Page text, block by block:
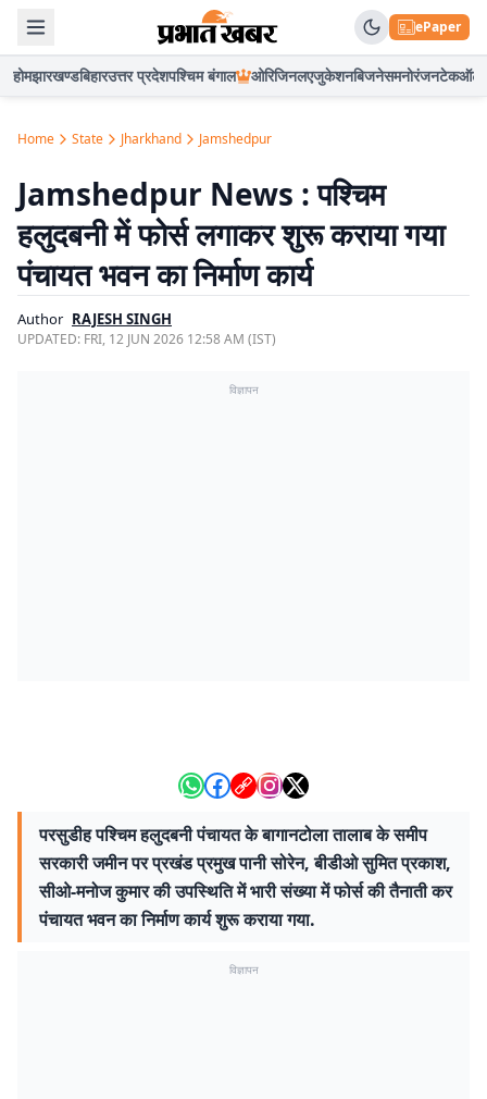
ePaper
होमझारखण्डबिहारउत्तर प्रदेशपश्चिम बंगाल ओरिजिनलएजुकेशनबिजनेसमनोरंजनटेकऑटो
Home State Jharkhand Jamshedpur
Jamshedpur News : पश्चिम
हलुदबनी में फोर्स लगाकर शुरू कराया गया
पंचायत भवन का निर्माण कार्य
Author RAJESH SINGH
UPDATED: FRI, 12 JUN 2026 12:58 AM (IST)
विज्ञापन
परसुडीह पश्चिम हलुदबनी पंचायत के बागानटोला तालाब के समीप
सरकारी जमीन पर प्रखंड प्रमुख पानी सोरेन, बीडीओ सुमित प्रकाश,
सीओ-मनोज कुमार की उपस्थिति में भारी संख्या में फोर्स की तैनाती कर
पंचायत भवन का निर्माण कार्य शुरू कराया गया.
विज्ञापन